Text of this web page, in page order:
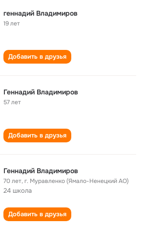
геннадий Владимиров
19 лет
Добавить в друзья
Геннадий Владимиров
57 лет
Добавить в друзья
Геннадий Владимиров
70 лет,г. Муравленко (Ямало-Ненецкий АО)
24 школа
Добавить в друзья